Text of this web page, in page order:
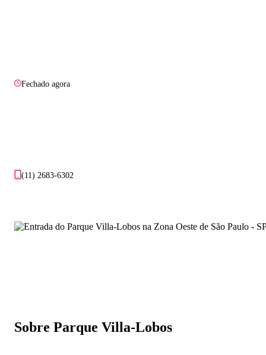
Fechado agora
(11) 2683-6302
Sobre Parque Villa-Lobos